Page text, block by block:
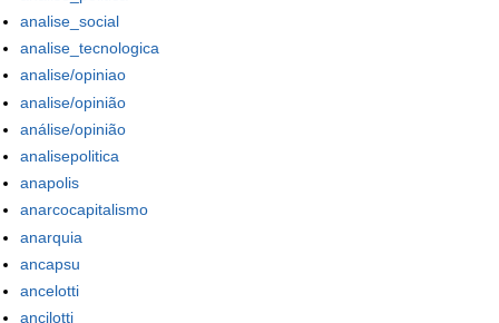
analise_social
analise_tecnologica
analise/opiniao
analise/opinião
análise/opinião
analisepolitica
anapolis
anarcocapitalismo
anarquia
ancapsu
ancelotti
ancilotti